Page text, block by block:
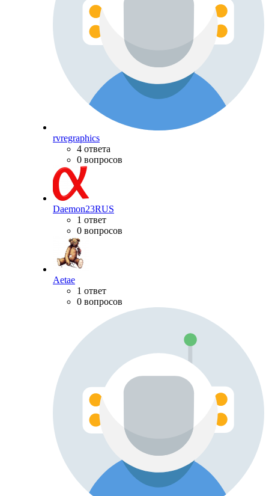
rvregraphics
4 ответа
0 вопросов
Daemon23RUS
1 ответ
0 вопросов
Aetae
1 ответ
0 вопросов